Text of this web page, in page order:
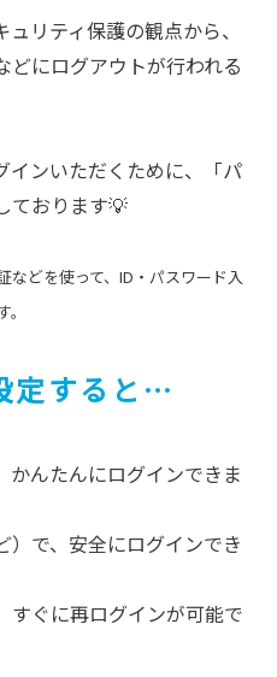
リティ保護の観点から、
どにログアウトが行われる
ンいただくために、
「パ
ております💡
などを使って、ID・パスワード入
定すると…
かんたんにログインできま
）で、安全にログインでき
すぐに再ログインが可能で